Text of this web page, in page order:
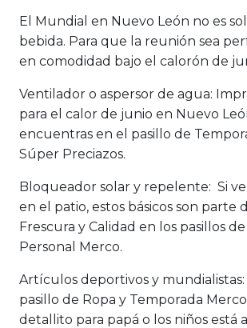
El Mundial en Nuevo León no es
bebida. Para que la reunión sea
en comodidad bajo el calorón de
Ventilador o aspersor de agua:
para el calor de junio en Nuevo
encuentras en el pasillo de
Súper Preciazos.
Bloqueador solar y repelente: Si
en el patio, estos básicos son parte
Frescura y Calidad en los pasillos
Personal Merco.
Artículos deportivos y mundialistas:
pasillo de Ropa y Temporada
detallito para papá o los niños está